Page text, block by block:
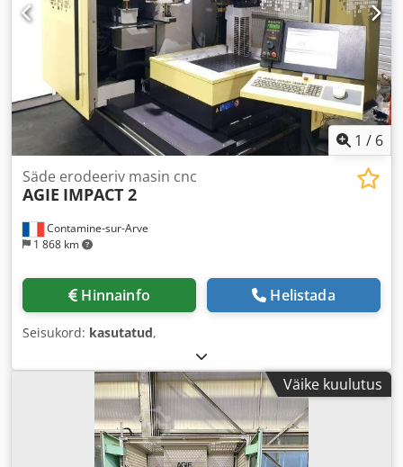
elektroonilise freesimise võimekust, kaaluge AGIE
Hyperspark 2 Exact masinat, mis meil on müügil. Lisateabe
saamiseks võtke meiega ühendust. Crsdpoy S A Dcjfx
Aamef • EROWA ROBOT MULTI 60 ITS 148 kohaga ja 240 ITS
50 ajakirja kohaga
1 / 6
Contamine-sur-Arve
1 868 km
Säde erodeeriv masin cnc
AGIE IMPACT 2
Hinnainfo Helistada
Seisukord: kasutatud,
Väike kuulutus